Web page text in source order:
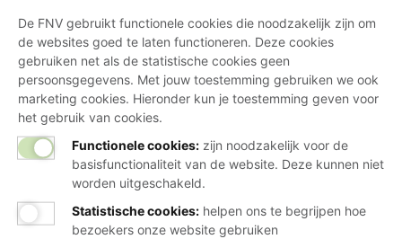
De FNV gebruikt functionele cookies die noodzakelijk zijn om
de websites goed te laten functioneren. Deze cookies
gebruiken net als de statistische cookies geen
persoonsgegevens. Met jouw toestemming gebruiken we ook
marketing cookies. Hieronder kun je toestemming geven voor
het gebruik van cookies.
Functionele cookies: zijn noodzakelijk voor de
basisfunctionaliteit van de website. Deze kunnen niet
worden uitgeschakeld.
Statistische cookies: helpen ons te begrijpen hoe
bezoekers onze website gebruiken